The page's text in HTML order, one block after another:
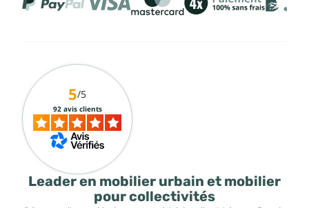
Leader en mobilier urbain et mobilier
pour collectivités
5/5
92 avis clients